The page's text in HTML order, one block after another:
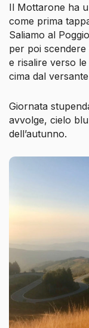
Il Mottarone ha
come prima
Saliamo al
per poi
e risalire verso
cima dal
Giornata
avvolge, cielo
dell’autunno.